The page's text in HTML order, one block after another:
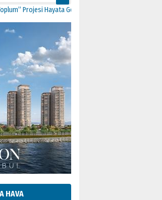
Projesi Hayata Geçti
HAVA